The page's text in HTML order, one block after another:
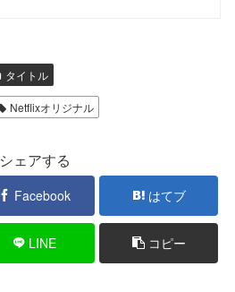
タイトル
Netflixオリジナル
シェアする
Facebook はてブ
LINE コピー